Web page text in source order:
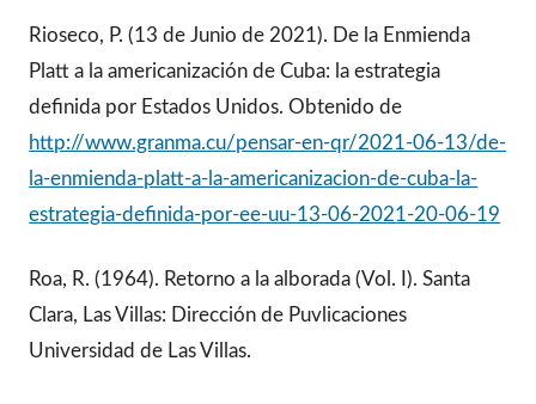
Rioseco, P. (13 de Junio de 2021). De la Enmienda
Platt a la americanización de Cuba: la estrategia
definida por Estados Unidos. Obtenido de
http://www.granma.cu/pensar-en-qr/2021-06-13/de-
la-enmienda-platt-a-la-americanizacion-de-cuba-la-
estrategia-definida-por-ee-uu-13-06-2021-20-06-19
Roa, R. (1964). Retorno a la alborada (Vol. I). Santa
Clara, Las Villas: Dirección de Puvlicaciones
Universidad de Las Villas.